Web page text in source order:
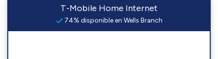
T-Mobile Home Internet
74% disponible en Wells Branch